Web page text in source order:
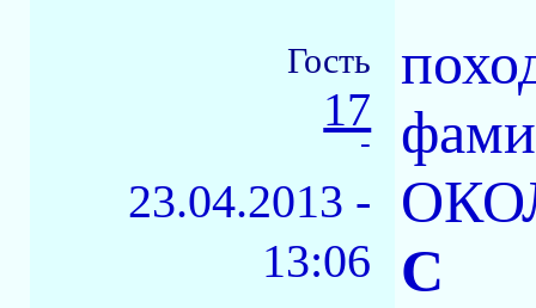
Гость
17
-
23.04.2013 -
13:06
С